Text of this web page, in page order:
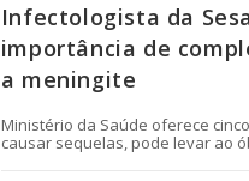
Infectologista da
importância de
a meningite
Ministério da Saúde oferece
causar sequelas, pode levar ao